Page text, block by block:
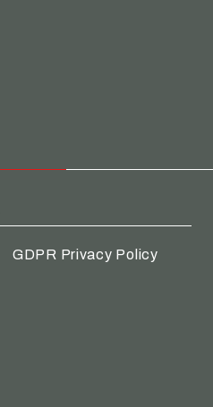
GDPR Privacy Policy